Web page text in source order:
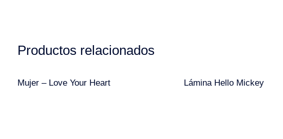
Productos relacionados
Mujer – Love Your Heart Lámina Hello Mickey